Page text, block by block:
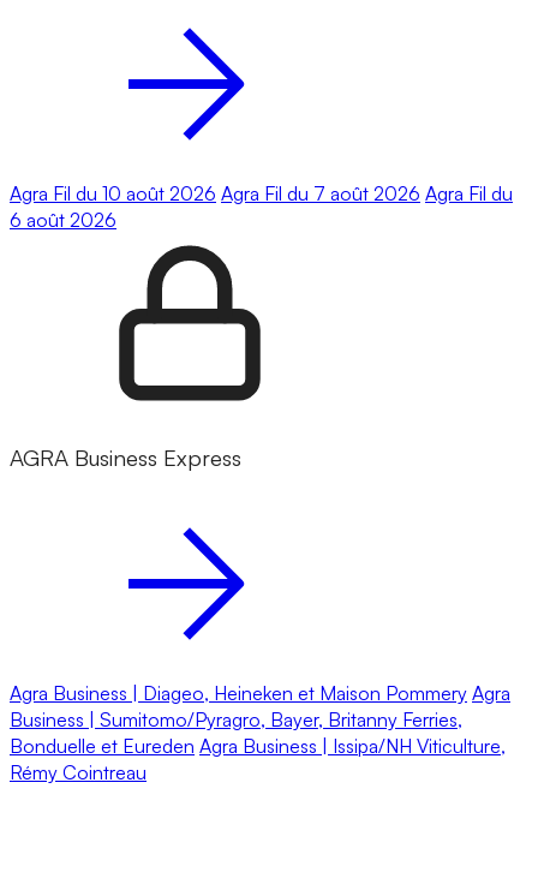
Agra Fil du 10 août 2026 Agra Fil du 7 août 2026 Agra Fil du
6 août 2026
AGRA Business Express
Agra Business | Diageo, Heineken et Maison Pommery Agra
Business | Sumitomo/Pyragro, Bayer, Britanny Ferries,
Bonduelle et Eureden Agra Business | Issipa/NH Viticulture,
Rémy Cointreau